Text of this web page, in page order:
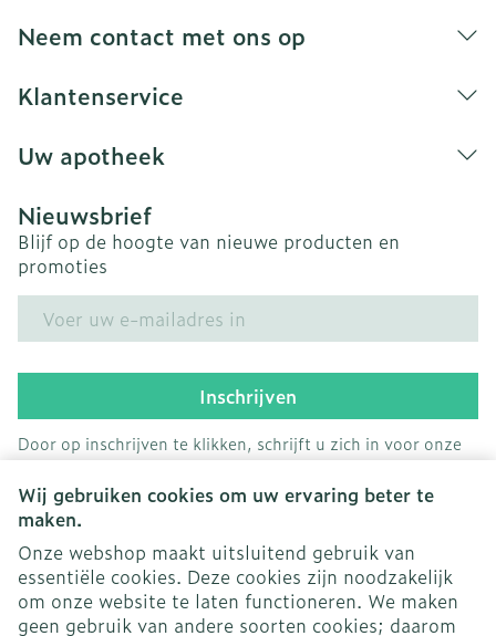
Wij gebruiken cookies om uw ervaring beter te
maken.
Onze webshop maakt uitsluitend gebruik van
essentiële cookies. Deze cookies zijn noodzakelijk
om onze website te laten functioneren. We maken
geen gebruik van andere soorten cookies; daarom
Neem contact met ons op
Klantenservice
Uw apotheek
Nieuwsbrief
Blijf op de hoogte van nieuwe producten en
promoties
Inschrijven
Door op inschrijven te klikken, schrijft u zich in voor onze
nieuwsbrief en gaat u akkoord met onzeprivacy policy.